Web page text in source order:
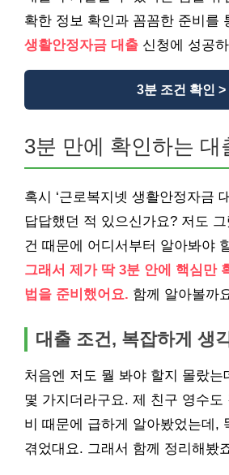
확한 정보 확인과 꼼꼼한 준비를
생활안정자금 대출 신청에 성공
3분 조건 확인 >
3분 만에 확인하는 대
혹시 ‘근로복지넷 생활안정자금
답답했던 적 있으신가요? 저도
건 때문에 어디서부터 알아봐야
그래서 제가 딱 3분 안에 핵심만
법을 준비했어요. 함께 알아볼까
대출 조건, 복잡하게 생
처음엔 저도 뭘 봐야 할지 몰랐는
몇 가지더라구요. 제 친구 영수도
비 때문에 급하게 알아봤었는데,
겪었대요. 그래서 함께 정리해봤